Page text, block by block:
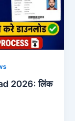
2026: लिंक